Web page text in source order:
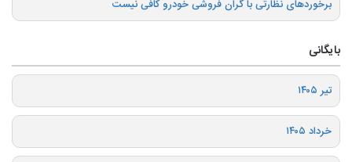
برخوردهای نظارتی با گران فروشی خودرو کافی نیست
بایگانی
تیر ۱۴۰۵
خرداد ۱۴۰۵